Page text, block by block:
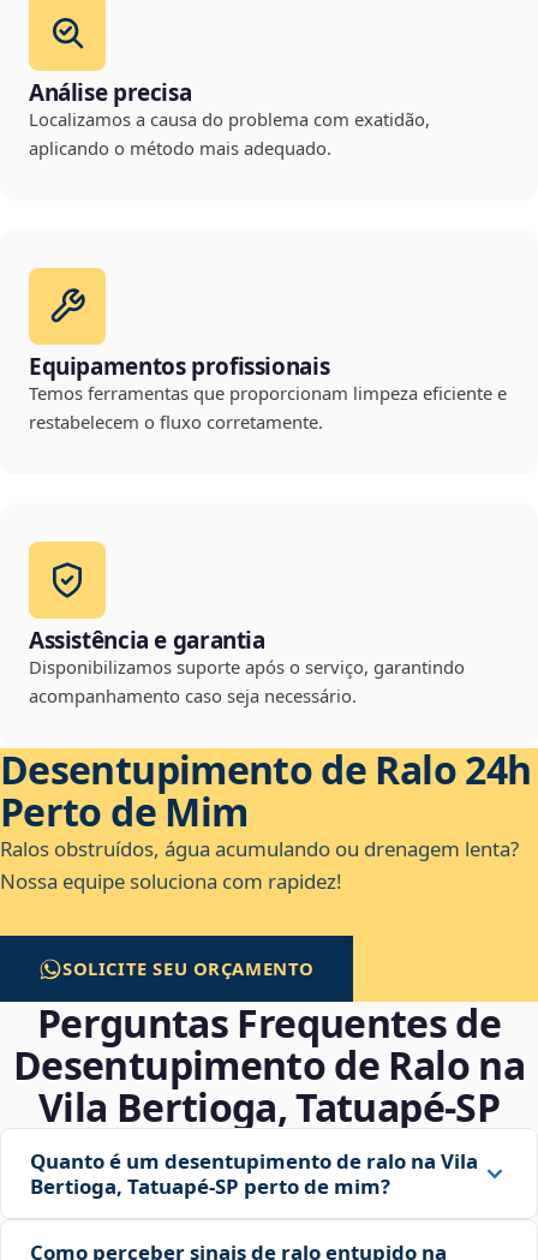
Análise precisa
Localizamos a causa do problema com exatidão,
aplicando o método mais adequado.
Equipamentos profissionais
Temos ferramentas que proporcionam limpeza eficiente e
restabelecem o fluxo corretamente.
Assistência e garantia
Disponibilizamos suporte após o serviço, garantindo
acompanhamento caso seja necessário.
Desentupimento de Ralo 24h
Perto de Mim
Ralos obstruídos, água acumulando ou drenagem lenta?
Nossa equipe soluciona com rapidez!
SOLICITE SEU ORÇAMENTO
Perguntas Frequentes de
Desentupimento de Ralo na
Vila Bertioga, Tatuapé‑SP
Quanto é um desentupimento de ralo na Vila
Bertioga, Tatuapé‑SP perto de mim?
Como perceber sinais de ralo entupido na